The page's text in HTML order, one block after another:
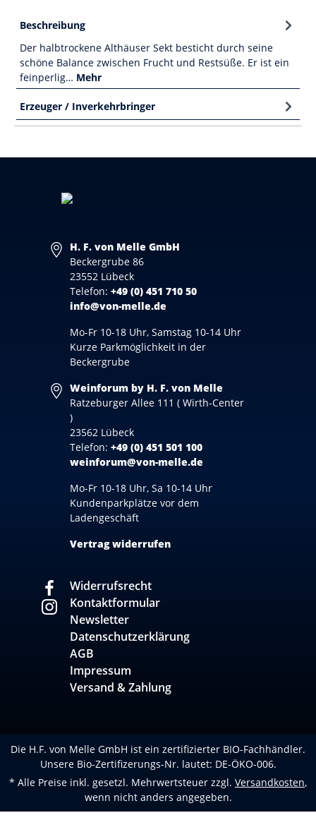
Beschreibung
Der halbtrockene Althäuser Sekt besticht durch seine
schöne Balance zwischen Frucht und Restsüße. Er ist ein
feinperlig… Mehr
Erzeuger / Inverkehrbringer
H. F. von Melle GmbH
Beckergrube 86
23552 Lübeck
Telefon: +49 (0) 451 710 50
info@von-melle.de
Mo-Fr 10-18 Uhr, Samstag 10-14 Uhr
Kurze Parkmöglichkeit in der
Beckergrube
Weinforum by H. F. von Melle
Ratzeburger Allee 111 ( Wirth-Center
)
23562 Lübeck
Telefon: +49 (0) 451 501 100
weinforum@von-melle.de
Mo-Fr 10-18 Uhr, Sa 10-14 Uhr
Kundenparkplätze vor dem
Ladengeschäft
Vertrag widerrufen
Widerrufsrecht
Kontaktformular
Newsletter
Datenschutzerklärung
AGB
Impressum
Versand & Zahlung
Die H.F. von Melle GmbH ist ein zertifizierter BIO-Fachhändler.
Unsere Bio-Zertifizerungs-Nr. lautet: DE-ÖKO-006.
* Alle Preise inkl. gesetzl. Mehrwertsteuer zzgl. Versandkosten,
wenn nicht anders angegeben.